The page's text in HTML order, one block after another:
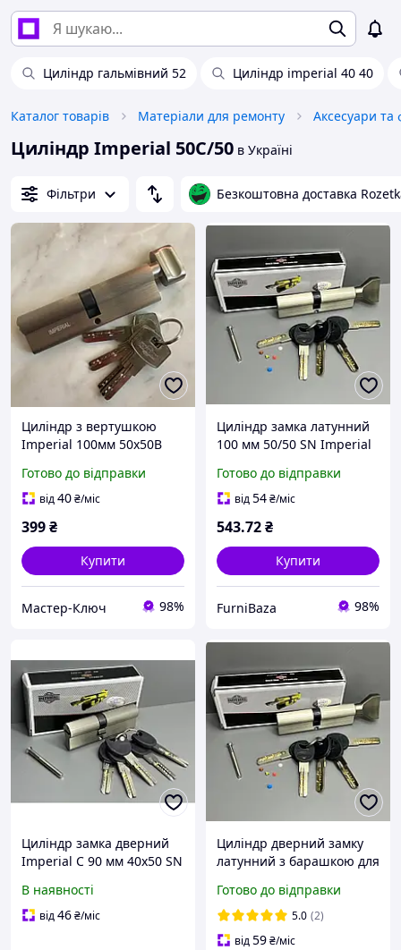
Циліндр гальмівний 52 Циліндр imperial 40 40
Каталог товарів Матеріали для ремонту
Циліндр Imperial 50С/50 в Україні
Фільтри Безкоштовна доставка
Циліндр з вертушкою
Imperial 100мм 50х50В
Готово до відправки
від40₴/міс
399₴
Купити
Мастер-Ключ 98%
Циліндр замка латунний
100 мм 50/50 SN Imperial
дерев'яних, металевих та
пластикових дверей
Готово до відправки
від54₴/міс
543.72₴
Купити
FurniBaza 98%
Циліндр замка дверний
Imperial C 90 мм 40x50 SN
ключ з лазерним ключем
В наявності
від46₴/міс
Циліндр дверний замку
латунний з барашкою для
дверей CK100mm 50/50
Imperial (1 шт.)
Готово до відправки
5.0 (2)
від59₴/міс